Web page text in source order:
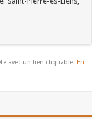
avec un lien cliquable. En